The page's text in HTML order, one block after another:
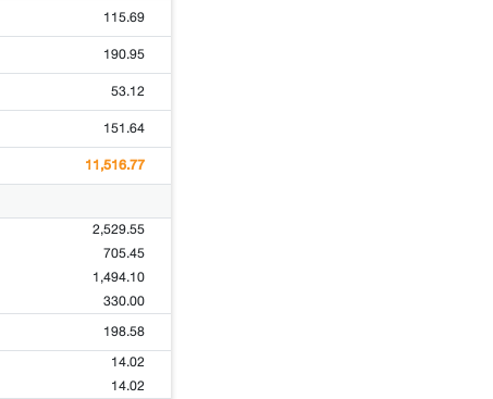
115.69
190.95
53.12
151.64
11,516.77
2,529.55
705.45
1,494.10
330.00
198.58
14.02
14.02